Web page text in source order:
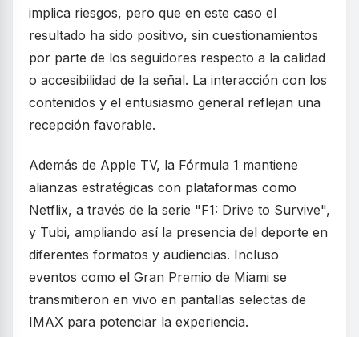
implica riesgos, pero que en este caso el
resultado ha sido positivo, sin cuestionamientos
por parte de los seguidores respecto a la calidad
o accesibilidad de la señal. La interacción con los
contenidos y el entusiasmo general reflejan una
recepción favorable.
Además de Apple TV, la Fórmula 1 mantiene
alianzas estratégicas con plataformas como
Netflix, a través de la serie "F1: Drive to Survive",
y Tubi, ampliando así la presencia del deporte en
diferentes formatos y audiencias. Incluso
eventos como el Gran Premio de Miami se
transmitieron en vivo en pantallas selectas de
IMAX para potenciar la experiencia.